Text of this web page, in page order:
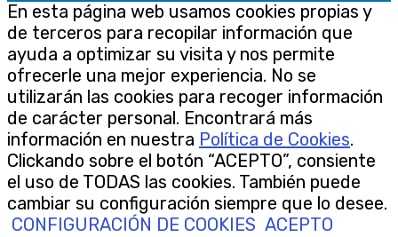
En esta página web usamos cookies propias y
de terceros para recopilar información que
ayuda a optimizar su visita y nos permite
ofrecerle una mejor experiencia. No se
utilizarán las cookies para recoger información
de carácter personal. Encontrará más
información en nuestra Política de Cookies.
Clickando sobre el botón “ACEPTO”, consiente
el uso de TODAS las cookies. También puede
cambiar su configuración siempre que lo desee.
CONFIGURACIÓN DE COOKIES ACEPTO